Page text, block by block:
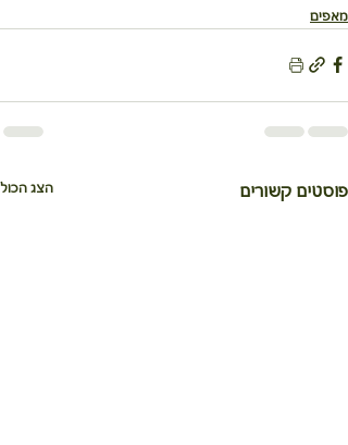
מאפים
פוסטים קשורים הצג הכול